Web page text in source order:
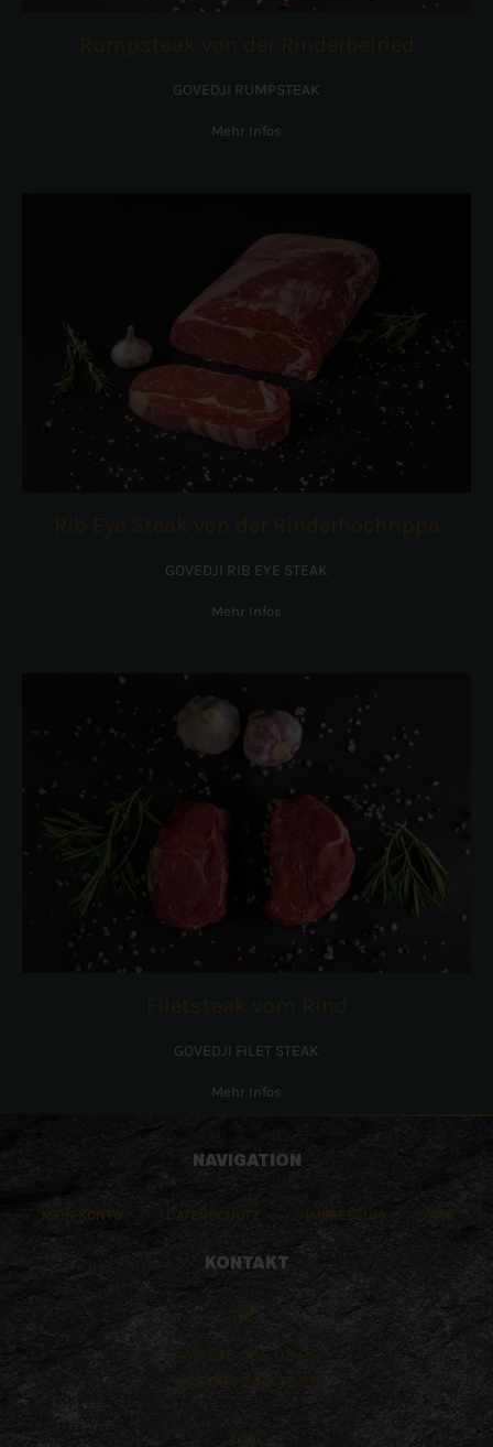
GOVEDJI RUMPSTEAK
Mehr Infos
GOVEDJI RIB EYE STEAK
Mehr Infos
GOVEDJI FILET STEAK
Mehr Infos
NAVIGATION
MEIN KONTO DATENSCHUTZ IMPRESSUM AGB
KONTAKT
+43 676 355 05 06
+43 664 240 77 59